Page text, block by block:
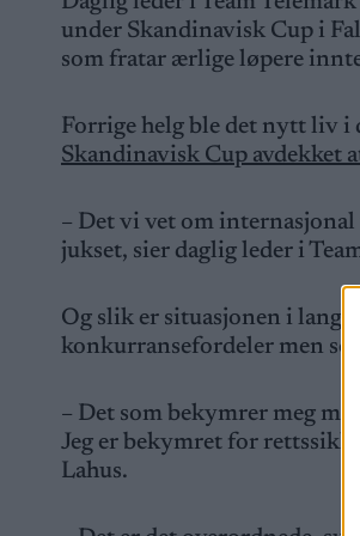
under Skandinavisk Cup i
som fratar ærlige løpere
Forrige helg ble det nytt liv
Skandinavisk Cup avdekket
– Det vi vet om
jukset, sier daglig leder i
Og slik er situasjonen i
konkurransefordeler men
– Det som bekymrer meg
Jeg er bekymret for
Lahus.